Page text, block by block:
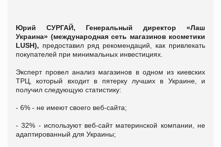
Юрий СУРГАЙ, Генеральный директор «Лаш
Украина» (международная сеть магазинов косметики
LUSH), предоставил ряд рекомендаций, как привлекать
покупателей при минимальных инвестициях.
Эксперт провел анализ магазинов в одном из киевских
ТРЦ, который входит в пятерку лучших в Украине, и
получил следующую статистику:
- 6% - не имеют своего веб-сайта;
- 32% - используют веб-сайт материнской компании, не
адаптированный для Украины;